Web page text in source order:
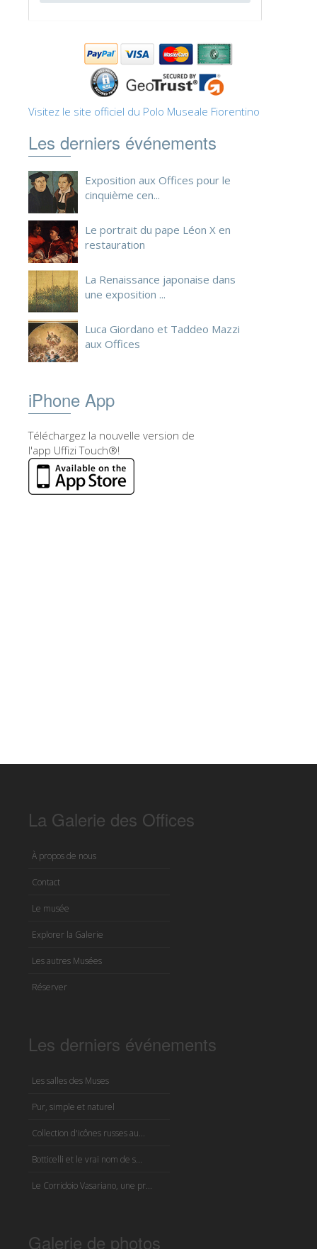
Visitez le site officiel du Polo Museale Fiorentino
Les derniers événements
Exposition aux Offices pour le
cinquième cen...
Le portrait du pape Léon X en
restauration
La Renaissance japonaise dans
une exposition ...
Luca Giordano et Taddeo Mazzi
aux Offices
iPhone App
Téléchargez la nouvelle version de
l'app Uffizi Touch®!
La Galerie des Offices
À propos de nous
Contact
Le musée
Explorer la Galerie
Les autres Musées
Réserver
Les derniers événements
Les salles des Muses
Pur, simple et naturel
Collection d'icônes russes au...
Botticelli et le vrai nom de s...
Le Corridoio Vasariano, une pr...
Galerie de photos